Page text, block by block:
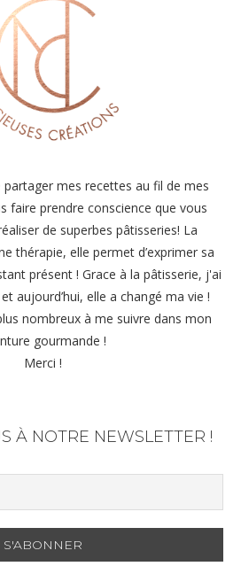
mes recettes au fil de mes
faire prendre conscience que vous
de superbes pâtisseries! La
thérapie, elle permet d’exprimer sa
présent ! Grace à la pâtisserie, j'ai
aujourd’hui, elle a changé ma vie !
nombreux à me suivre dans mon
gourmande !
Merci !
À NOTRE NEWSLETTER !